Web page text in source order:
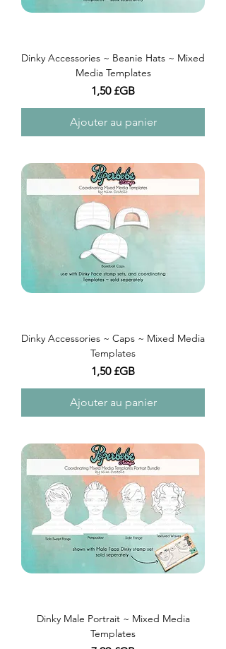
Dinky Accessories ~ Beanie Hats ~ Mixed
Media Templates
Prix
1,50 £GB
Ajouter au panier
Dinky Accessories ~ Caps ~ Mixed Media
Templates
Prix
1,50 £GB
Ajouter au panier
Dinky Male Portrait ~ Mixed Media
Templates